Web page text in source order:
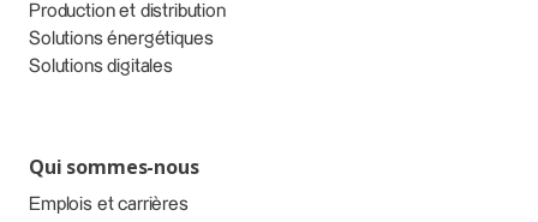
Production et distribution
Solutions énergétiques
Solutions digitales
Qui sommes-nous
Emplois et carrières